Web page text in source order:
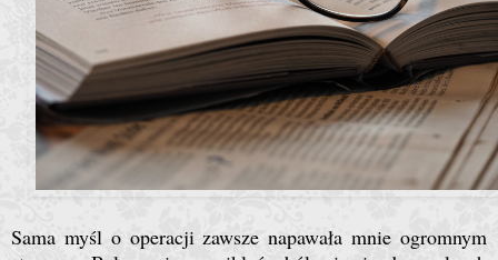
Sama myśl o operacji zawsze napawała mnie ogromnym